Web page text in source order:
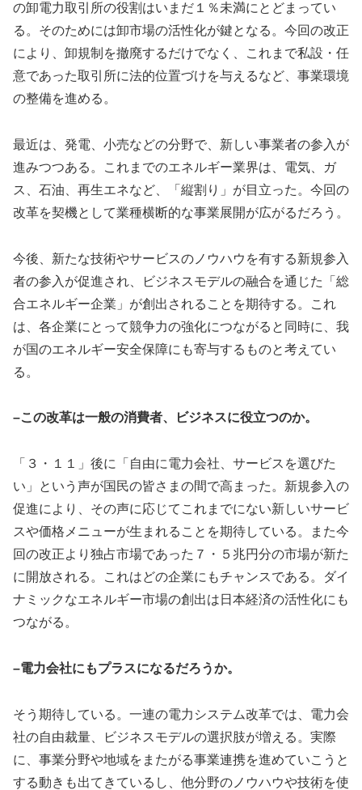
の卸電力取引所の役割はいまだ１％未満にとどまってい
る。そのためには卸市場の活性化が鍵となる。今回の改正
により、卸規制を撤廃するだけでなく、これまで私設・任
意であった取引所に法的位置づけを与えるなど、事業環境
の整備を進める。
最近は、発電、小売などの分野で、新しい事業者の参入が
進みつつある。これまでのエネルギー業界は、電気、ガ
ス、石油、再生エネなど、「縦割り」が目立った。今回の
改革を契機として業種横断的な事業展開が広がるだろう。
今後、新たな技術やサービスのノウハウを有する新規参入
者の参入が促進され、ビジネスモデルの融合を通じた「総
合エネルギー企業」が創出されることを期待する。これ
は、各企業にとって競争力の強化につながると同時に、我
が国のエネルギー安全保障にも寄与するものと考えてい
る。
–この改革は一般の消費者、ビジネスに役立つのか。
「３・１１」後に「自由に電力会社、サービスを選びた
い」という声が国民の皆さまの間で高まった。新規参入の
促進により、その声に応じてこれまでにない新しいサービ
スや価格メニューが生まれることを期待している。また今
回の改正より独占市場であった７・５兆円分の市場が新た
に開放される。これはどの企業にもチャンスである。ダイ
ナミックなエネルギー市場の創出は日本経済の活性化にも
つながる。
–電力会社にもプラスになるだろうか。
そう期待している。一連の電力システム改革では、電力会
社の自由裁量、ビジネスモデルの選択肢が増える。実際
に、事業分野や地域をまたがる事業連携を進めていこうと
する動きも出てきているし、他分野のノウハウや技術を使